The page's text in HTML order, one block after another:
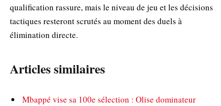
qualification rassure, mais le niveau de jeu et les décisions
tactiques resteront scrutés au moment des duels à
élimination directe.
Articles similaires
Mbappé vise sa 100e sélection : Olise dominateur